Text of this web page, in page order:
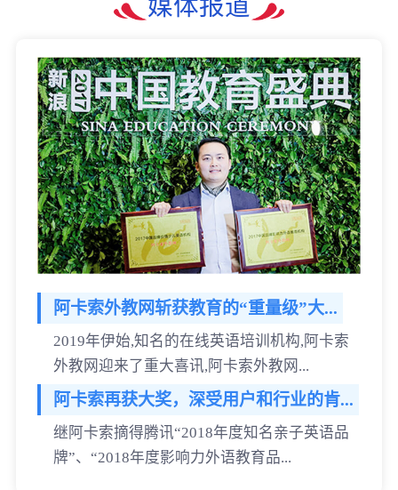
媒体报道
阿卡索外教网斩获教育的“重量级”大...
2019年伊始,知名的在线英语培训机构,阿卡索
外教网迎来了重大喜讯,阿卡索外教网...
阿卡索再获大奖，深受用户和行业的肯...
继阿卡索摘得腾讯“2018年度知名亲子英语品
牌”、“2018年度影响力外语教育品...